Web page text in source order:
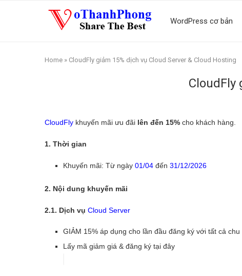
WordPress cơ bản
Home » CloudFly giảm 15% dịch vụ Cloud Server & Cloud Hosting
CloudFly
CloudFly khuyến mãi ưu đãi lên đến 15% cho khách hàng.
1. Thời gian
Khuyến mãi: Từ ngày 01/04 đến 31/12/2026
2. Nội dung khuyến mãi
2.1. Dịch vụ Cloud Server
GIẢM 15% áp dụng cho lần đầu đăng ký với tất cả chu
Lấy mã giảm giá & đăng ký tại đây